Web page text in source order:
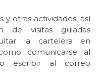
y otras actividades, así
de visitas guiadas
la cartelera en
comunicarse al
escribir al correo